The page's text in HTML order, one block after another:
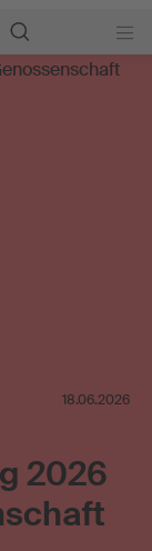
18.06.2026
2026